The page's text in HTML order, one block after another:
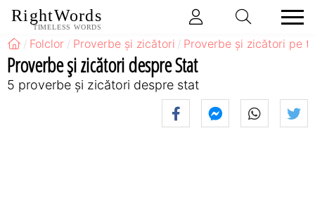
RightWords
TIMELESS WORDS
Folclor Proverbe și zicători Proverbe și zicători pe
Proverbe și zicători despre Stat
5 proverbe și zicători despre stat